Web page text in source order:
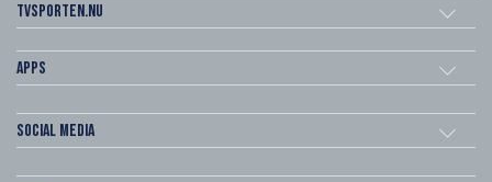
Tvsporten.nu
Apps
Social Media